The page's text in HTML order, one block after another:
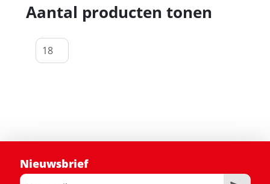
Aantal producten tonen
Nieuwsbrief